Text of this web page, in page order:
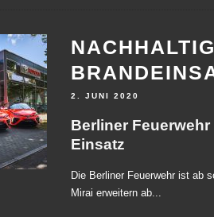
2. JUNI 2020
Berliner
Einsatz
Die Berliner Feuerwehr ist ab
Mirai erweitern ab...